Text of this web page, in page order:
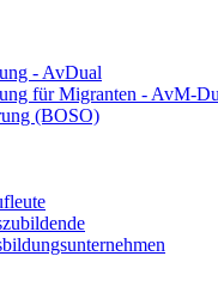
- AvDual
für Migranten - AvM-
(BOSO)